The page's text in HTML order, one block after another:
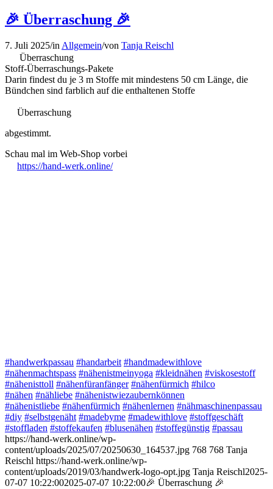
🎉 Überraschung 🎉
7. Juli 2025/in Allgemein/von Tanja Reischl
Überraschung
Stoff-Überraschungs-Pakete
Darin findest du je 3 m Stoffe mit mindestens 50 cm Länge, die
Bündchen sind farblich auf die enthaltenen Stoffe
Überraschung
abgestimmt.
Schau mal im Web-Shop vorbei
https://hand-werk.online/
#handwerkpassau #handarbeit #handmadewithlove
#nähenmachtspass #nähenistmeinyoga #kleidnähen #viskosestoff
#nähenisttoll #nähenfüranfänger #nähenfürmich #hilco
#nähen #nähliebe #nähenistwiezaubernkönnen
#nähenistliebe #nähenfürmich #nähenlernen #nähmaschinenpassau
#diy #selbstgenäht #madebyme #madewithlove #stoffgeschäft
#stoffladen #stoffekaufen #blusenähen #stoffegünstig #passau
https://hand-werk.online/wp-
content/uploads/2025/07/20250630_164537.jpg 768 768 Tanja
Reischl https://hand-werk.online/wp-
content/uploads/2019/03/handwerk-logo-opt.jpg Tanja Reischl2025-
07-07 10:22:002025-07-07 10:22:00🎉 Überraschung 🎉